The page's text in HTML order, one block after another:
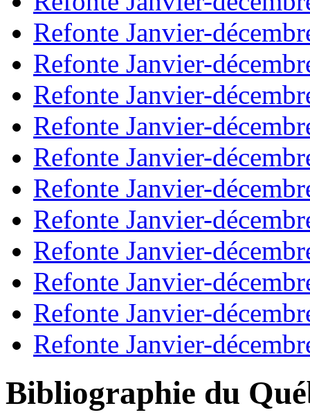
Refonte Janvier-
Refonte Janvier-
Refonte Janvier-
Refonte Janvier-
Refonte Janvier-
Refonte Janvier-
Refonte Janvier-
Refonte Janvier-
Refonte Janvier-
Refonte Janvier-
Refonte Janvier-
Bibliographie du